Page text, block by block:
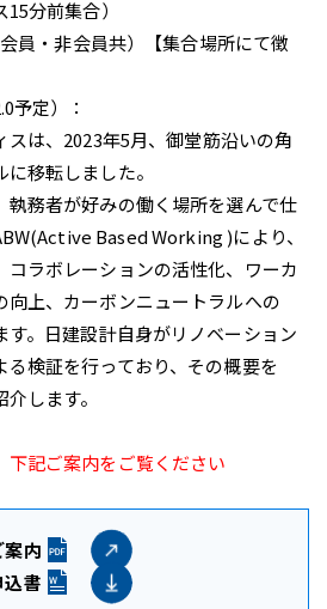
15分前集合）
員・非会員共）【集合場所にて徴
予定）：
は、 2023年5月、御堂筋沿いの角
移転しました。
務者が好みの働く場所を選んで仕
Based Working )により、
ラボレーションの活性化、ワーカ
向上、カーボンニュートラルへの
。日建設計自身がリノベーション
検証を行っており、その概要を
します。
記ご案内をご覧ください
案内
込書